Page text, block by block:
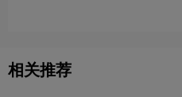
相关推荐